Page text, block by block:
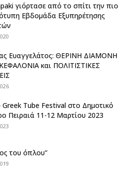
γιόρτασε από το σπίτι την πιο
Εβδομάδα Εξυπηρέτησης
Ευαγγελάτος: ΘΕΡΙΝΗ ΔΙΑΜΟΝΗ
και ΠΟΛΙΤΙΣΤΙΚΕΣ
Tube Festival στο Δημοτικό
Πειραιά 11-12 Μαρτίου 2023
του όπλου”